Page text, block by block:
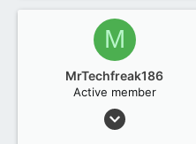
M
MrTechfreak186
Active member
29 Januar 2019